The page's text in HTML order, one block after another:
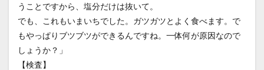
うことですから、塩分だけは抜いて。
でも、これもいまいちでした。ガツガツとよく食べます。で
もやっぱりブツブツができるんですね。一体何が原因なので
しょうか？」
【検査】